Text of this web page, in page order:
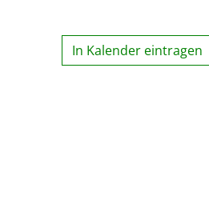
In Kalender eintragen